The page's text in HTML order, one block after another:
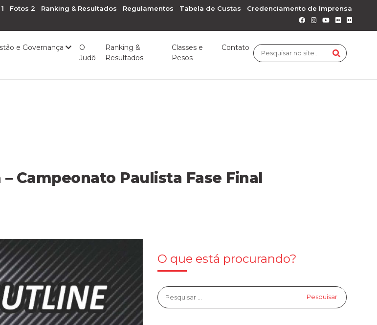
Fotos 2 Ranking & Resultados Regulamentos Tabela de Custas Credenciamento de Imprensa
e Governança
O
Judô
Ranking &
Resultados
Classes e
Pesos
Contato
Campeonato Paulista Fase Final
O que está procurando?